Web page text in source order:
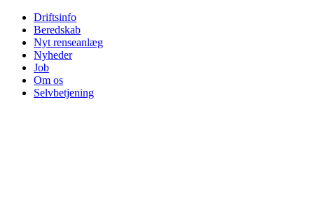
Driftsinfo
Beredskab
Nyt renseanlæg
Nyheder
Job
Om os
Selvbetjening